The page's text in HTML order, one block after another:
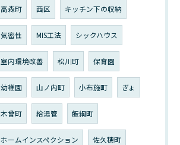
高森町 西区 キッチン下の収納
気密性 MIS工法 シックハウス
室内環境改善 松川町 保育園
幼稚園 山ノ内町 小布施町 ぎょ
木曾町 給湯管 飯綱町
ホームインスペクション 佐久穂町